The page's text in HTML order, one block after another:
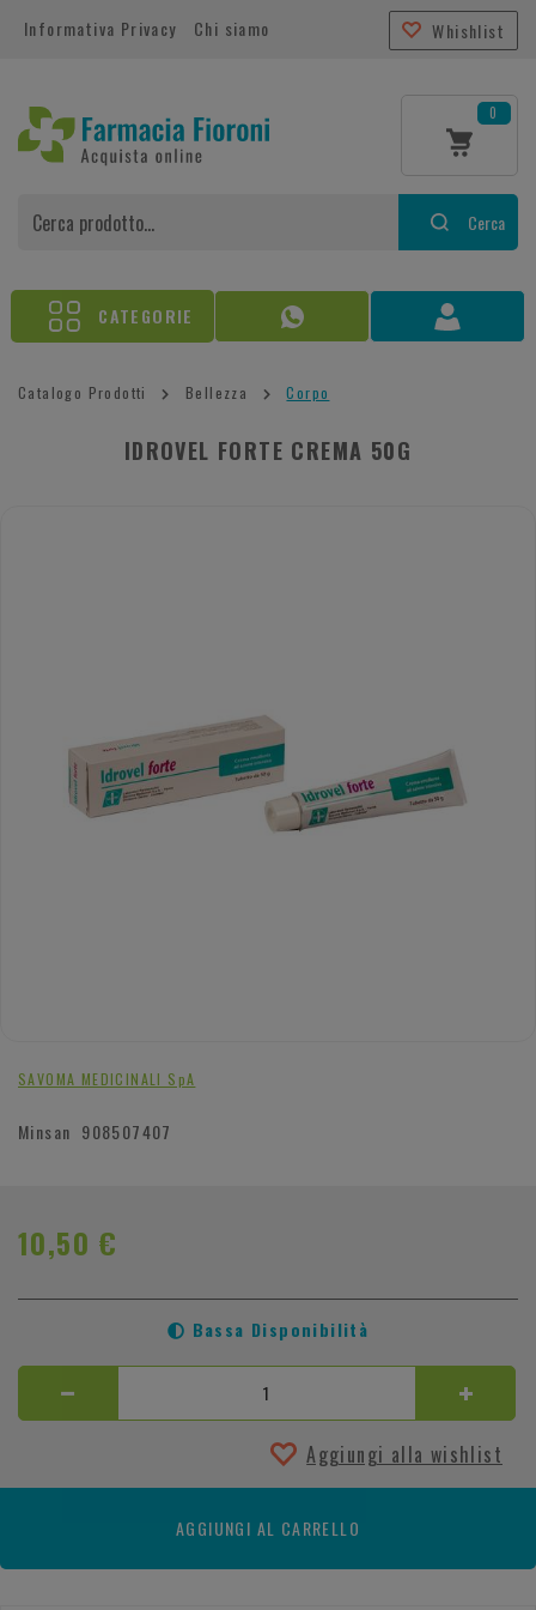
Informativa Privacy Chi siamo Whishlist
0
Cerca
CATEGORIE
Catalogo Prodotti Bellezza Corpo
IDROVEL FORTE CREMA 50G
SAVOMA MEDICINALI SpA
Minsan 908507407
10,50 €
Bassa Disponibilità
Aggiungi alla wishlist
AGGIUNGI AL CARRELLO